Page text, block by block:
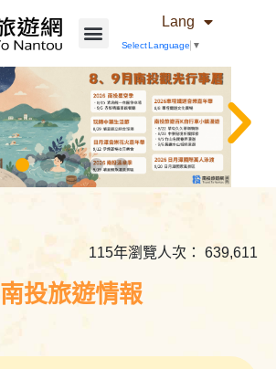
Lang
Select Language ▼
115年瀏覽人次： 639,611
南投旅遊情報